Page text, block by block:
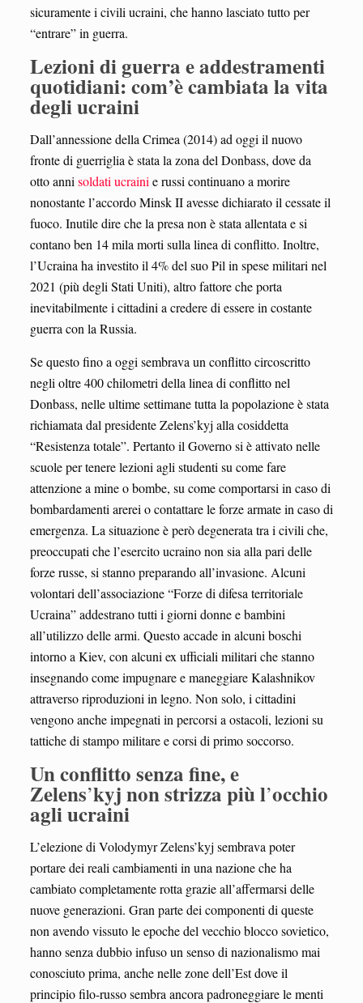
sicuramente i civili ucraini, che hanno lasciato tutto per
“entrare” in guerra.
Lezioni di guerra e addestramenti
quotidiani: com’è cambiata la vita
degli ucraini
Dall’annessione della Crimea (2014) ad oggi il nuovo
fronte di guerriglia è stata la zona del Donbass, dove da
otto anni soldati ucraini e russi continuano a morire
nonostante l’accordo Minsk II avesse dichiarato il cessate il
fuoco. Inutile dire che la presa non è stata allentata e si
contano ben 14 mila morti sulla linea di conflitto. Inoltre,
l’Ucraina ha investito il 4% del suo Pil in spese militari nel
2021 (più degli Stati Uniti), altro fattore che porta
inevitabilmente i cittadini a credere di essere in costante
guerra con la Russia.
Se questo fino a oggi sembrava un conflitto circoscritto
negli oltre 400 chilometri della linea di conflitto nel
Donbass, nelle ultime settimane tutta la popolazione è stata
richiamata dal presidente Zelens’kyj alla cosiddetta
“Resistenza totale”. Pertanto il Governo si è attivato nelle
scuole per tenere lezioni agli studenti su come fare
attenzione a mine o bombe, su come comportarsi in caso di
bombardamenti arerei o contattare le forze armate in caso di
emergenza. La situazione è però degenerata tra i civili che,
preoccupati che l’esercito ucraino non sia alla pari delle
forze russe, si stanno preparando all’invasione. Alcuni
volontari dell’associazione “Forze di difesa territoriale
Ucraina” addestrano tutti i giorni donne e bambini
all’utilizzo delle armi. Questo accade in alcuni boschi
intorno a Kiev, con alcuni ex ufficiali militari che stanno
insegnando come impugnare e maneggiare Kalashnikov
attraverso riproduzioni in legno. Non solo, i cittadini
vengono anche impegnati in percorsi a ostacoli, lezioni su
tattiche di stampo militare e corsi di primo soccorso.
Un conflitto senza fine, e
Zelens’kyj non strizza più l’occhio
agli ucraini
L’elezione di Volodymyr Zelens’kyj sembrava poter
portare dei reali cambiamenti in una nazione che ha
cambiato completamente rotta grazie all’affermarsi delle
nuove generazioni. Gran parte dei componenti di queste
non avendo vissuto le epoche del vecchio blocco sovietico,
hanno senza dubbio infuso un senso di nazionalismo mai
conosciuto prima, anche nelle zone dell’Est dove il
principio filo-russo sembra ancora padroneggiare le menti